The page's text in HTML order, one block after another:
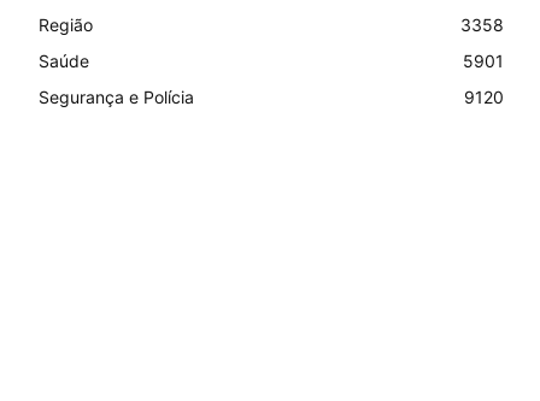
Região
3358
Saúde
5901
Segurança e Polícia
9120